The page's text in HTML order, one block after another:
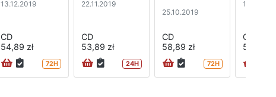
13.12.2019
CD
54,89 zł
72H
22.11.2019
CD
53,89 zł
24H
25.10.2019
CD
58,89 zł
72H
CD
59,89 zł